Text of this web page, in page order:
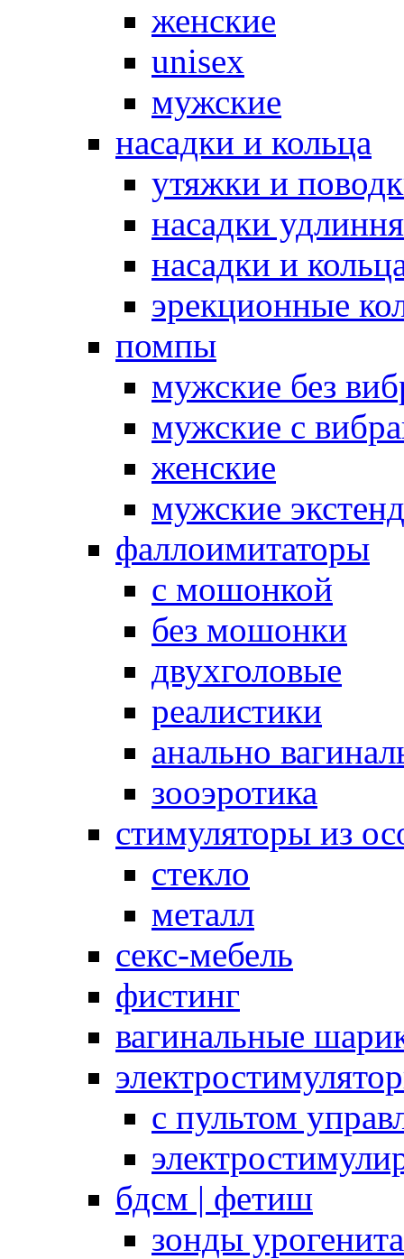
женские
unisex
мужские
насадки и кольца
утяжки и
насадки
насадки и
эрекционные
помпы
мужские без
мужские с
женские
мужские
фаллоимитаторы
с мошонкой
без мошонки
двухголовые
реалистики
анально
зооэротика
стимуляторы из
стекло
металл
секс-мебель
фистинг
вагинальные
с пультом
бдсм | фетиш
зонды